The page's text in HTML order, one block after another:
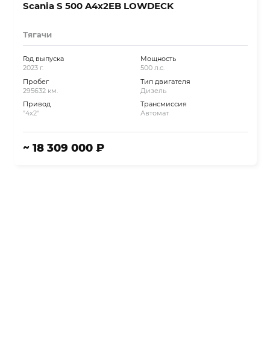
Scania S 500 A4x2EB LOWDECK
Тягачи
Год выпуска
2023 г.
Пробег
295632 км.
Привод
"4x2"
Мощность
500 л.с.
Тип двигателя
Дизель
Трансмиссия
Автомат
~ 18 309 000 ₽